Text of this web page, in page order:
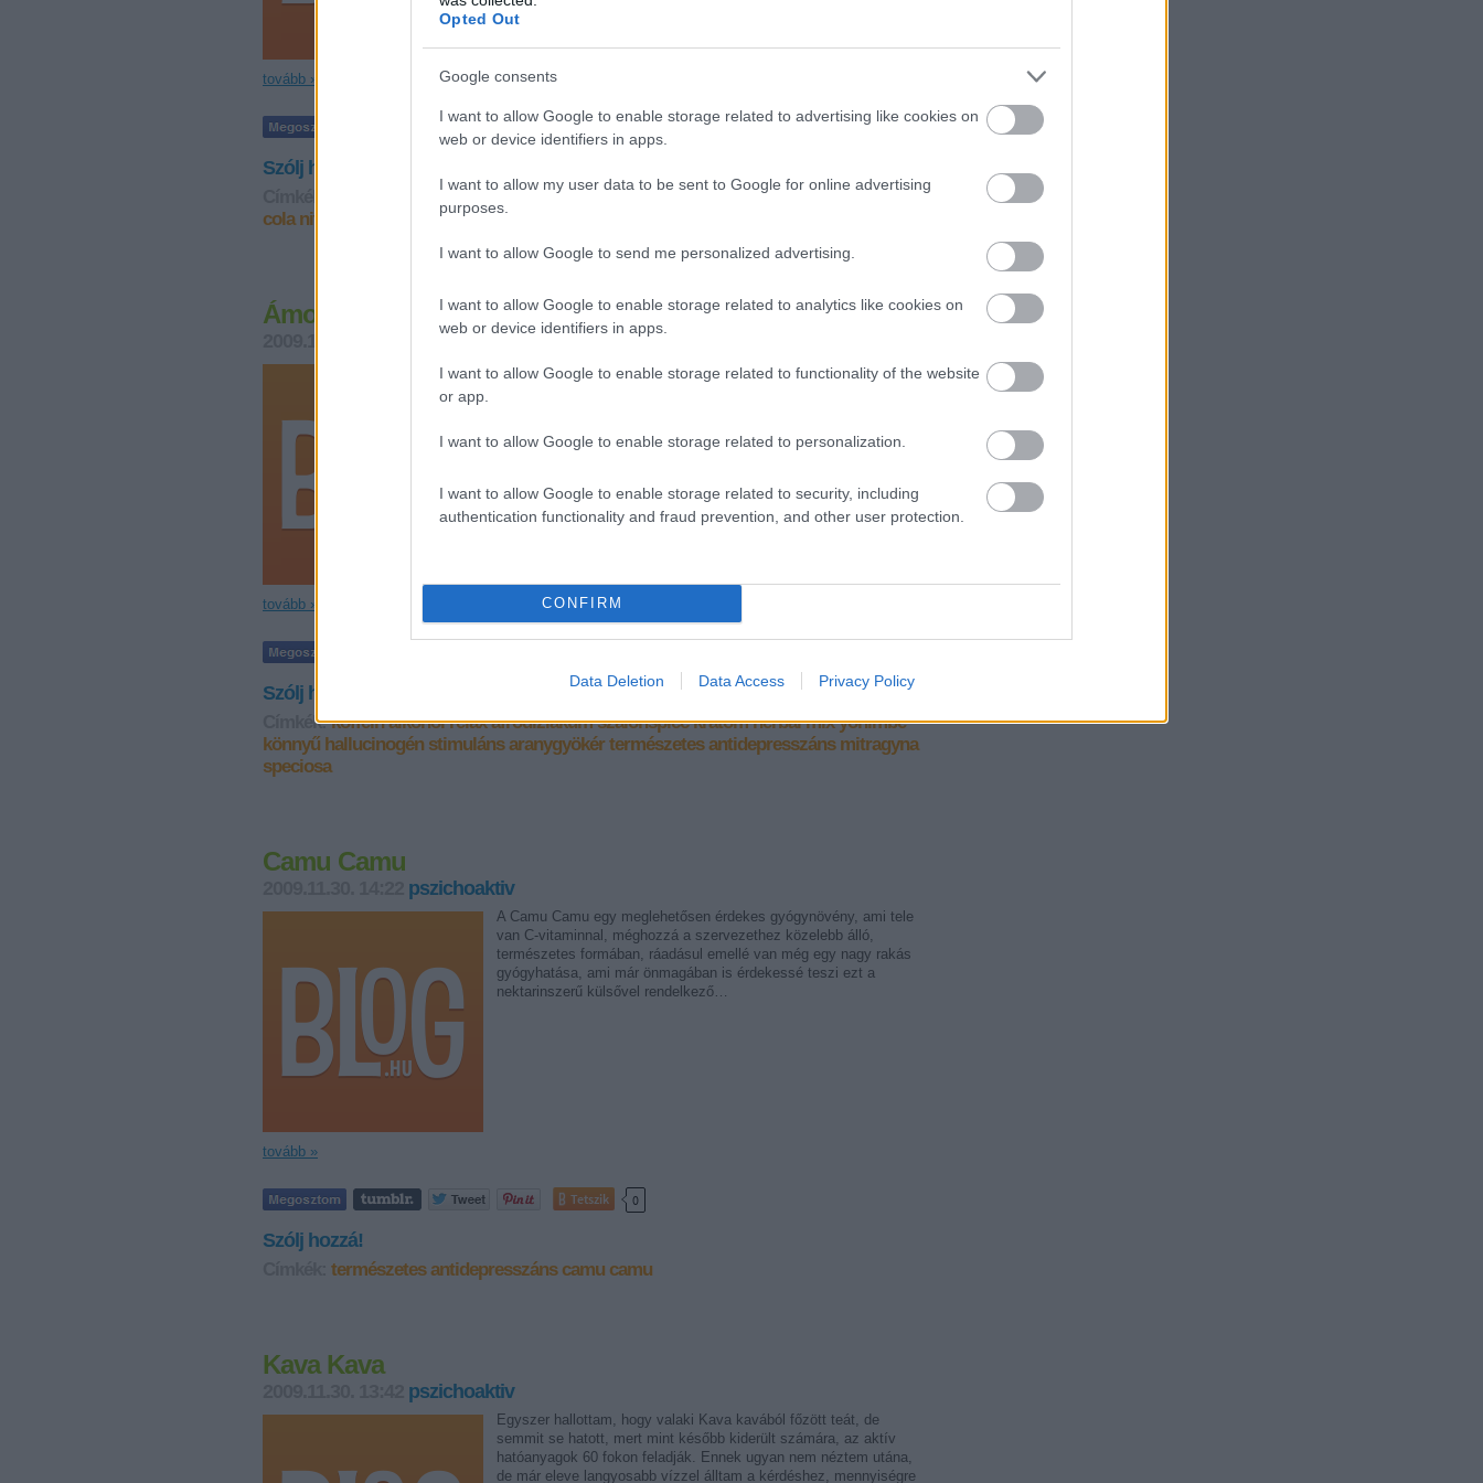
Opted Out
Google consents
I want to allow Google to enable storage related to advertising like cookies on
web or device identifiers in apps.
I want to allow my user data to be sent to Google for online advertising
purposes.
I want to allow Google to send me personalized advertising.
I want to allow Google to enable storage related to analytics like cookies on
web or device identifiers in apps.
I want to allow Google to enable storage related to functionality of the website
or app.
I want to allow Google to enable storage related to personalization.
I want to allow Google to enable storage related to security, including
authentication functionality and fraud prevention, and other user protection.
CONFIRM
Data Deletion Data Access Privacy Policy
tovább »
Tetszik
Szólj hozzá!
nyugtató kivonat mitragyna speciosa kratom kolanut kóladió
cola nitida
aranygyökér
Ámokfutás – kis adagokkal
Na, álljon itt egy több, mint két hónappal ezelőtti eset felelőtlen, de
kor…
tovább »
Szólj hozzá!
Címkék:koffein alkohol relax afrodiziákum szalonspicc kratom herbál mix yohimbe
könnyű hallucinogén stimuláns aranygyökér természetes antidepresszáns mitragyna
speciosa
Camu Camu
pszichoaktiv
A Camu Camu egy meglehetősen érdekes gyógynövény, ami tele
van C-vitaminnal, méghozzá a szervezethez közelebb álló,
természetes formában, ráadásul emellé van még egy nagy rakás
gyógyhatása, ami már önmagában is érdekessé teszi ezt a
nektarinszerű külsővel rendelkező…
tovább »
Tetszik 0
Szólj hozzá!
természetes antidepresszáns camu camu
Kava Kava
pszichoaktiv
Egyszer hallottam, hogy valaki Kava kavából főzött teát, de
semmit se hatott, mert mint később kiderült számára, az aktív
hatóanyagok 60 fokon feladják. Ennek ugyan nem néztem utána,
de már eleve langyosabb vízzel álltam a kérdéshez, mennyiségre